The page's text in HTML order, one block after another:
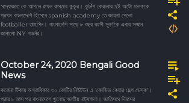
সদ্যোজাত কে আগলে রাখল রাস্তার কুকুর। কুর্নিশ কেরালার দুই অটো চালককে
প্রথম বাংলাদেশি হিসেবে spanish academy তে জায়গা পেলো
footballer তাহসিন। বাংলাদেশি সাড়ে ৮ বছর বয়সী সুবর্ণকে এবার সম্মান
জানালো NY গভর্নর।
October 24, 2020 Bengali Good
News
করোনা টিকায় অগ্রাধিকার ৩০ কোটির নিউটউন এ ‘কোভিড কেয়ার হেল্প ডেস্ক’।
প্রায় ৮ মাস পর বাংলাদেশে খুলেছে জাতীয় নাট্যশালা। জাতিসংঘ দিবসের